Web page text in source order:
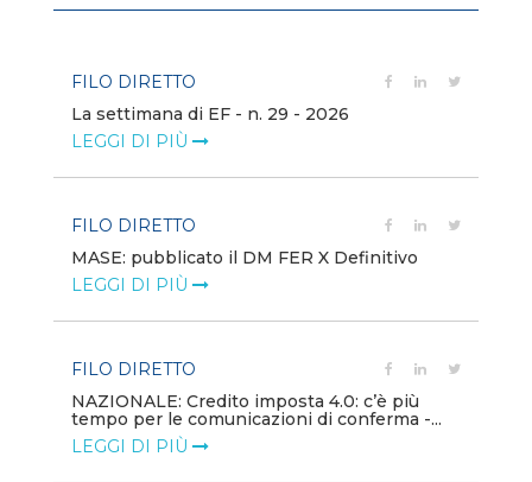
FILO DIRETTO
La settimana di EF - n. 29 - 2026
LEGGI DI PIÙ
FILO DIRETTO
MASE: pubblicato il DM FER X Definitivo
LEGGI DI PIÙ
FILO DIRETTO
NAZIONALE: Credito imposta 4.0: c’è più
tempo per le comunicazioni di conferma -...
LEGGI DI PIÙ